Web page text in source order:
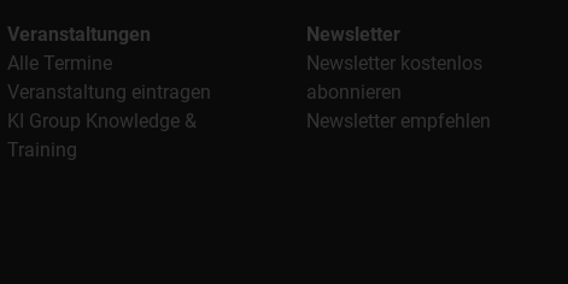
Veranstaltungen
Alle Termine
Veranstaltung eintragen
KI Group Knowledge &
Training
Newsletter
Newsletter kostenlos
abonnieren
Newsletter empfehlen